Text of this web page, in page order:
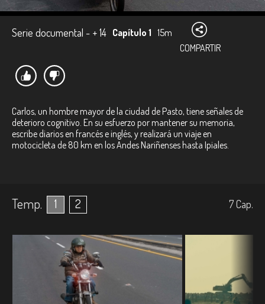
Serie documental - + 14 Capítulo 1 15m
COMPARTIR
Carlos, un hombre mayor de la ciudad de Pasto, tiene señales de
deterioro cognitivo. En su esfuerzo por mantener su memoria,
escribe diarios en francés e inglés, y realizará un viaje en
motocicleta de 80 km en los Andes Nariñenses hasta Ipiales.
Temp. 1 2 7Cap.